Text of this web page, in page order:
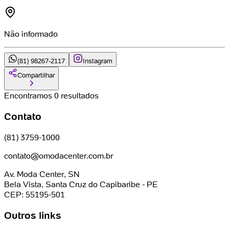
Não informado
(81) 98267-2117
Instagram
Compartilhar
Encontramos 0 resultados
Contato
(81) 3759-1000
contato@omodacenter.com.br
Av. Moda Center, SN
Bela Vista, Santa Cruz do Capibaribe - PE
CEP: 55195-501
Outros links